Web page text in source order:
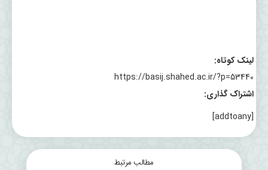
لینک کوتاه:
https://basij.shahed.ac.ir/?p=53440
اشتراک گذاری:
[addtoany]
مطالب مرتبط